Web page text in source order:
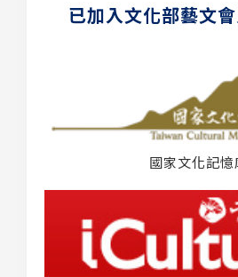
已加入文化部藝文
國家文化記憶